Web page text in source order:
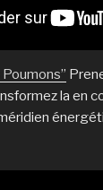
la en